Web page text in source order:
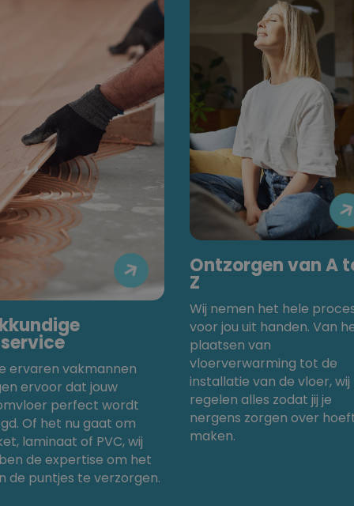

ervaren vakmannen
ervoor dat jouw
perfect wordt
Of het nu gaat om
laminaat of PVC, wij
de expertise om het
de puntjes te verzorgen.
Ontzorgen van A
Z
Wij nemen het hele
voor jou uit handen. Van
plaatsen van
vloerverwarming tot de
installatie van de vloer, wij
regelen alles zodat jij je
nergens zorgen over
maken.